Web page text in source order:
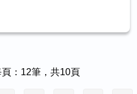
：12筆，共10頁